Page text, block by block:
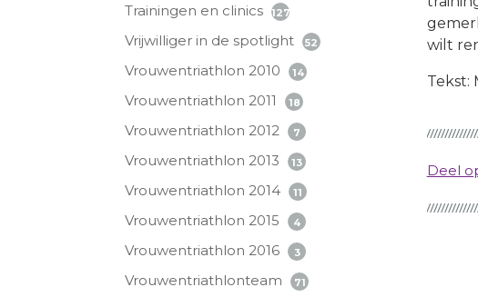
Trainingen en clinics 127
Vrijwilliger in de spotlight 52
Vrouwentriathlon 2010 14
Vrouwentriathlon 2011 18
Vrouwentriathlon 2012 7
Vrouwentriathlon 2013 13
Vrouwentriathlon 2014 11
Vrouwentriathlon 2015 4
Vrouwentriathlon 2016 3
Vrouwentriathlonteam 71
wilt
Tekst:
Deel